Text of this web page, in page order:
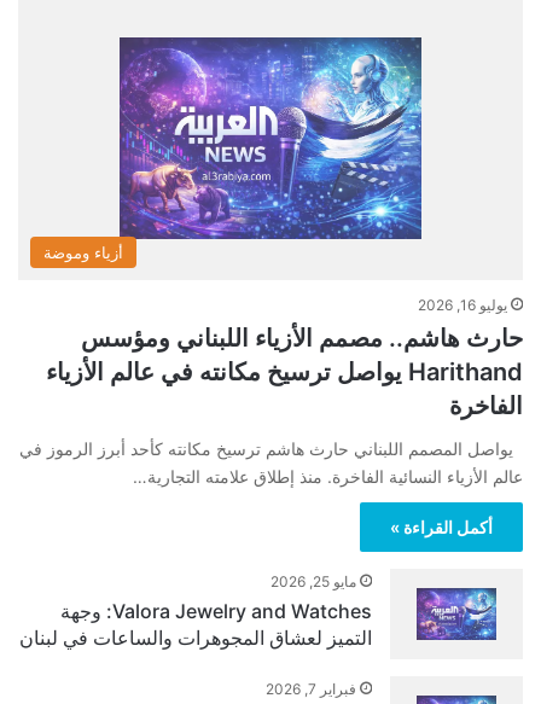
أزياء وموضة
يوليو 16, 2026
حارث هاشم.. مصمم الأزياء اللبناني ومؤسس
Harithand يواصل ترسيخ مكانته في عالم الأزياء
الفاخرة
يواصل المصمم اللبناني حارث هاشم ترسيخ مكانته كأحد أبرز الرموز في
عالم الأزياء النسائية الفاخرة. منذ إطلاق علامته التجارية…
أكمل القراءة »
مايو 25, 2026
Valora Jewelry and Watches: وجهة
التميز لعشاق المجوهرات والساعات في لبنان
فبراير 7, 2026